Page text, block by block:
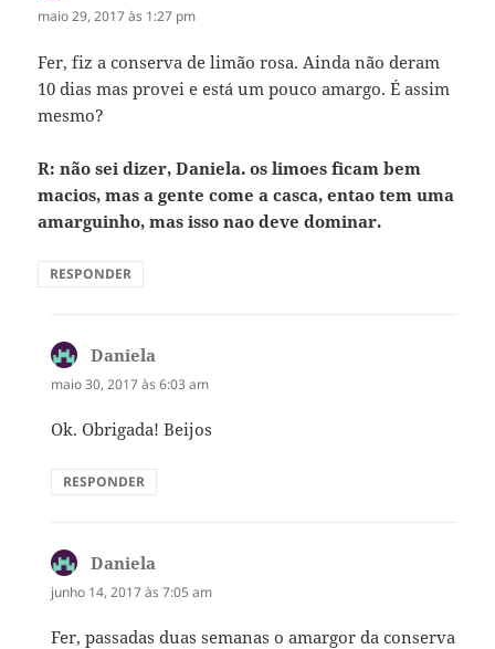
maio 29, 2017 às 1:27 pm
Fer, fiz a conserva de limão rosa. Ainda não deram
10 dias mas provei e está um pouco amargo. É assim
mesmo?
R: não sei dizer, Daniela. os limoes ficam bem
macios, mas a gente come a casca, entao tem uma
amarguinho, mas isso nao deve dominar.
RESPONDER
Daniela
maio 30, 2017 às 6:03 am
Ok. Obrigada! Beijos
RESPONDER
Daniela
junho 14, 2017 às 7:05 am
Fer, passadas duas semanas o amargor da conserva